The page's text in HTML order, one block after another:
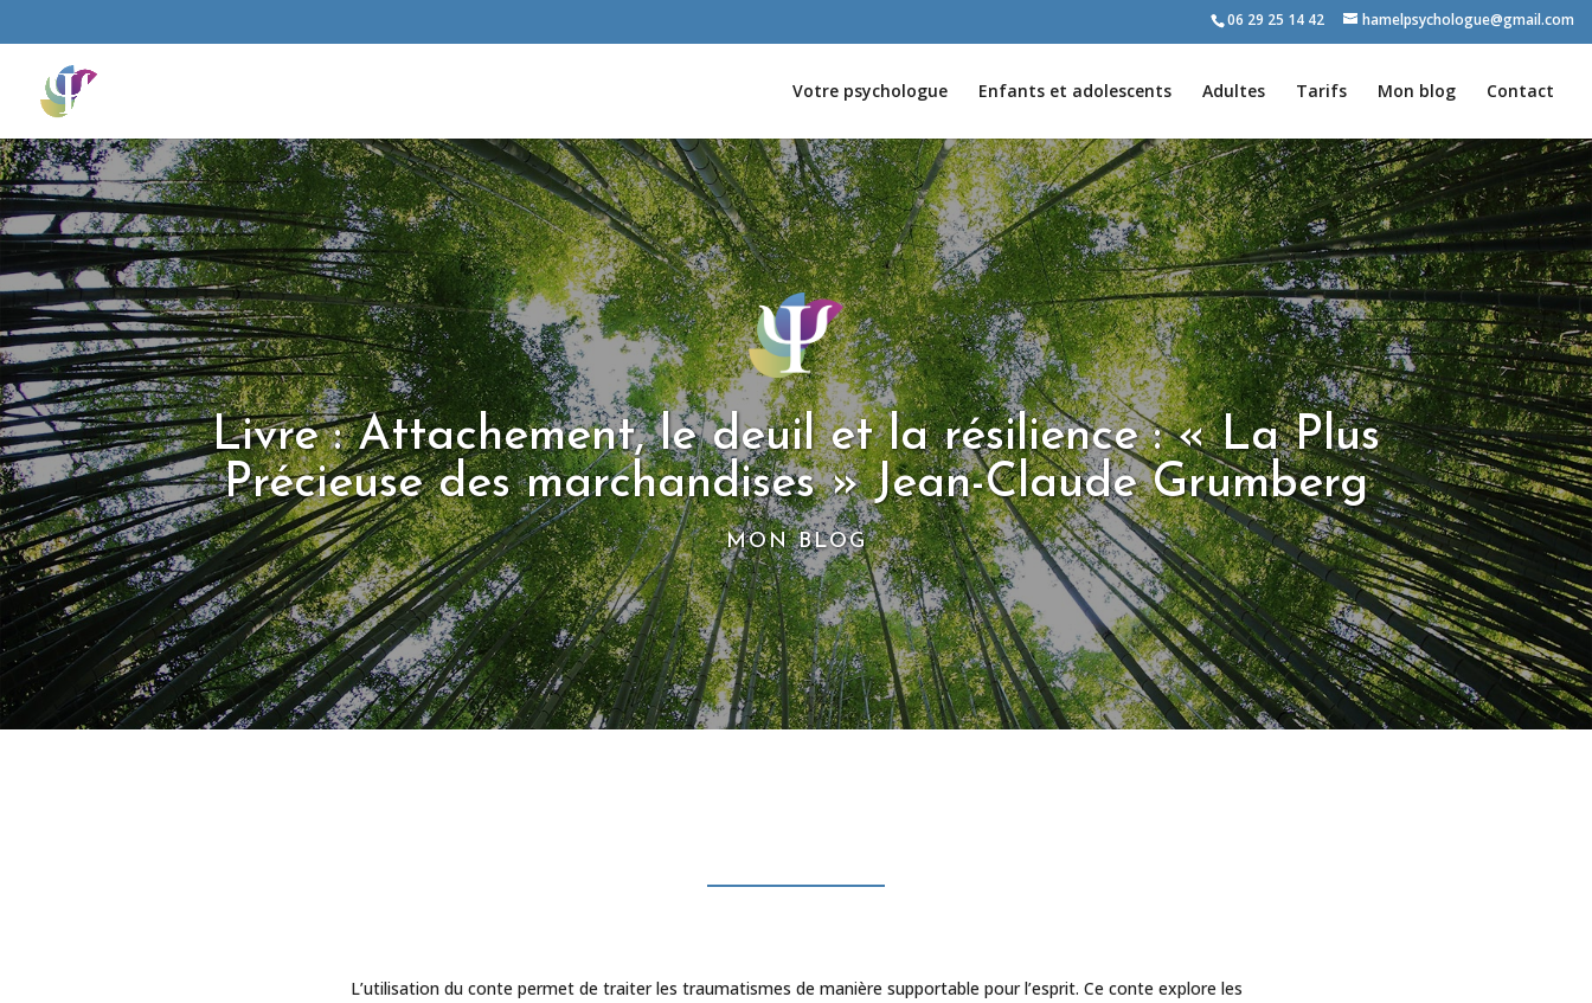
06 29 25 14 42 hamelpsychologue@gmail.com
Votre psychologue Enfants et adolescents Adultes Tarifs Mon blog Contact
Livre : Attachement, le deuil et la résilience : « La Plus
Précieuse des marchandises » Jean-Claude Grumberg
MON BLOG
L’utilisation du conte permet de traiter les traumatismes de manière supportable pour l’esprit. Ce conte explore les